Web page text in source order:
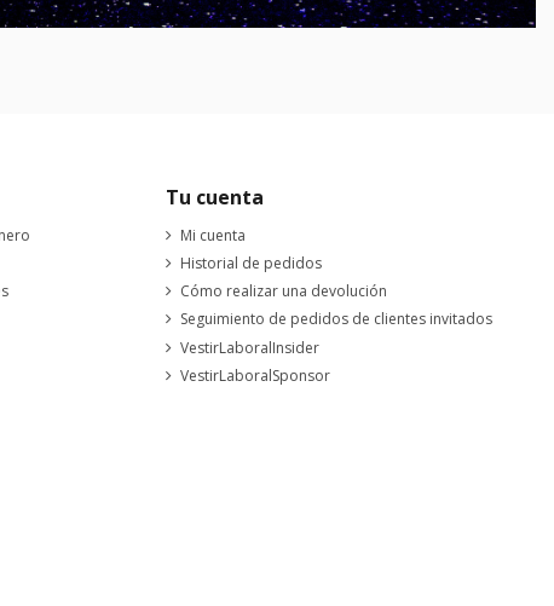
Tu cuenta
Mi cuenta
Historial de pedidos
Cómo realizar una devolución
Seguimiento de pedidos de clientes invitados
VestirLaboralInsider
VestirLaboralSponsor